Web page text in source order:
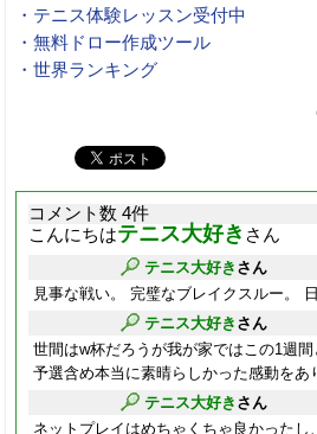
・テニス体験レッスン受付中
・無料ドロー作成ツール
・世界ランキング
コメント数 4件
こんにちはテニス大好き さん
テニス大好き さん
見事な戦い。 完璧なブレイクスルー。
テニス大好き さん
世間はw杯だろうが我が家ではこの1週
予選含め本当に素晴らしかった感動をあ
テニス大好き さん
ネットプレイはめちゃくちゃ良かったし